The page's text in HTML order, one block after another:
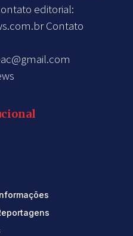
editorial:
Contato